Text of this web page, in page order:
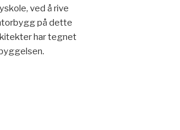
ved å rive
på dette
har tegnet